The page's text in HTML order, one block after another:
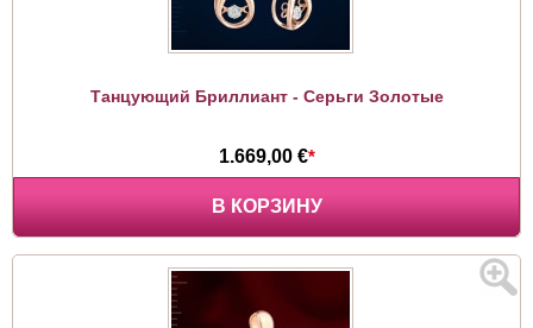
Танцующий Бриллиант - Серьги Золотые
1.669,00 €*
В КОРЗИНУ